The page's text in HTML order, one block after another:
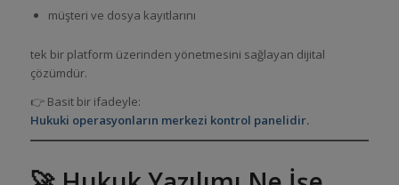
müşteri ve dosya kayıtlarını
tek bir platform üzerinden yönetmesini sağlayan dijital
çözümdür.
👉 Basit bir ifadeyle:
Hukuki operasyonların merkezi kontrol panelidir.